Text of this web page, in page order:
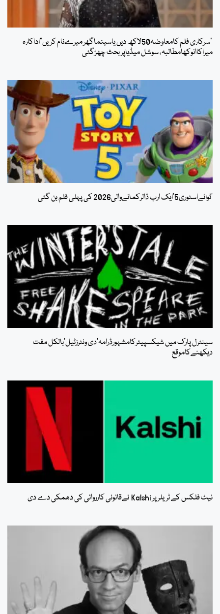
”سرکاری فلم کامعاوضہ50لاکھ دیں یاسینماگھر میرےنام کریں“اداکارہ
میراکاانوکھامطالبہ، سوشل میڈیاپربحث چھڑگئی
’ٹوائےاسٹوری5‘ایک ارب ڈالرکمانےوالی2026 کی پہلی فلم بن گئی
سینٹرل پارک میں شیکسپیئرکامشہورڈرامہ’دی ونٹرزٹیل’بالکل مفت
دیکھنےکاموقع
نیٹ فلکس کے ٹریلر پر Kalshi نےقانونی کارروائی کی دھمکی دے دی